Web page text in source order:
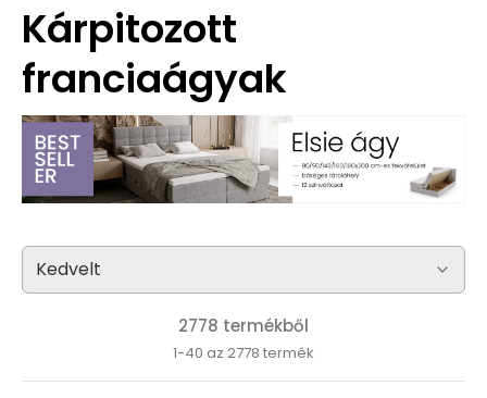
Kárpitozott
franciaágyak
2778 termékből
1-40 az 2778 termék